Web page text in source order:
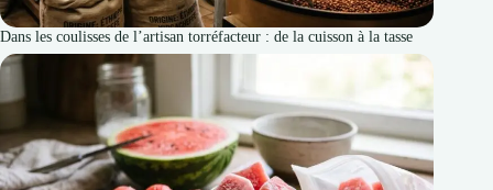
Dans les coulisses de l’artisan torréfacteur : de la cuisson à la tasse